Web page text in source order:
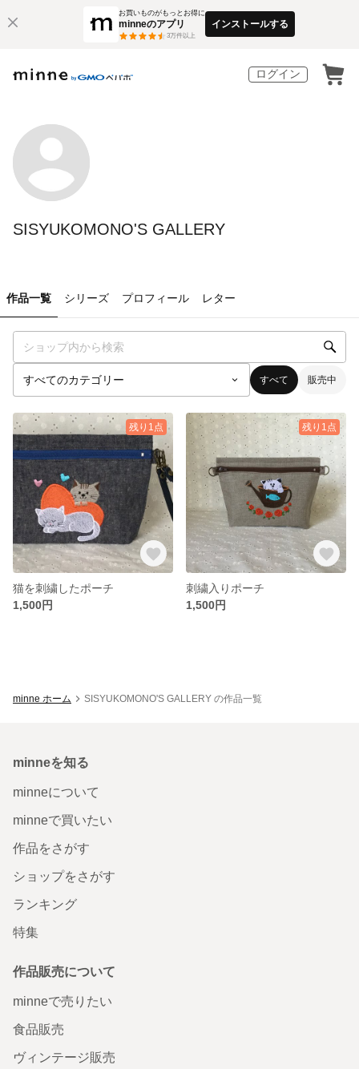
お買いものがもっとお得に
minneのアプリ
3万件以上
インストールする
ログイン
SISYUKOMONO'S GALLERY
作品一覧 シリーズ プロフィール レター
すべて 販売中
残り1点
猫を刺繍したポーチ
1,500円
残り1点
刺繍入りポーチ
1,500円
minne ホーム SISYUKOMONO'S GALLERY の作品一覧
minneを知る
minneについて
minneで買いたい
作品をさがす
ショップをさがす
ランキング
特集
作品販売について
minneで売りたい
食品販売
ヴィンテージ販売